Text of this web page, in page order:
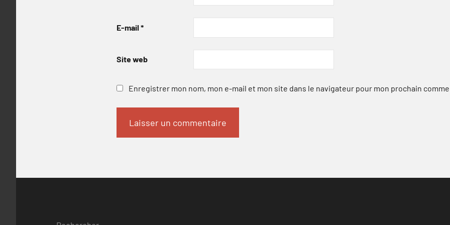
E-mail *
Site web
Enregistrer mon nom, mon e-mail et mon site dans le navigateur pour mon prochain